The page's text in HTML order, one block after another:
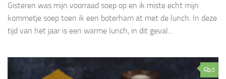
Gisteren was mijn voorraad soep op en ik miste echt mijn
kommetje soep toen ik een boterham at met de lunch. In deze
tijd van het jaar is een warme lunch, in dit geval...
0